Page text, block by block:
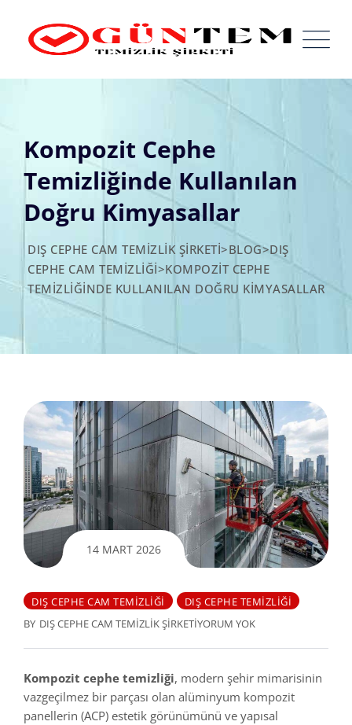
content
Kompozit Cephe
Temizliğinde Kullanılan
Doğru Kimyasallar
DIŞ CEPHE CAM TEMIZLIK ŞIRKETI>BLOG>DIŞ
CEPHE CAM TEMIZLIĞI>KOMPOZIT CEPHE
TEMIZLIĞINDE KULLANILAN DOĞRU KIMYASALLAR
14 MART 2026
DIŞ CEPHE CAM TEMIZLIĞI
DIŞ CEPHE TEMIZLIĞI
BY DIŞ CEPHE CAM TEMIZLIK ŞIRKETIYORUM YOK
Kompozit cephe temizliği, modern şehir mimarisinin
vazgeçilmez bir parçası olan alüminyum kompozit
panellerin (ACP) estetik görünümünü ve yapısal